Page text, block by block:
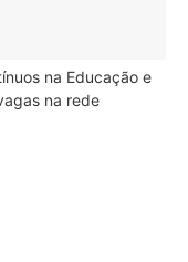
na Educação e
na rede